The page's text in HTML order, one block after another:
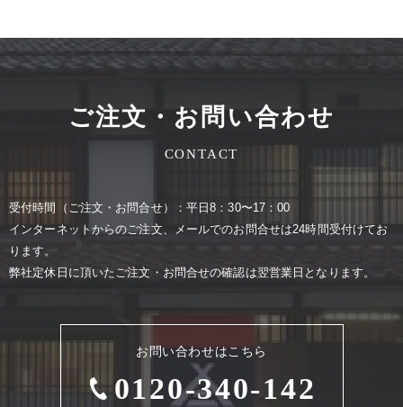
ご注文・お問い合わせ
CONTACT
お問い合わせはこちら
0120-340-142
受付時間（ご注⽂・お問合せ）：平⽇8：30〜17：00
インターネットからのご注⽂、メールでのお問合せは24時間受付けてお
ります。
弊社定休⽇に頂いたご注⽂・お問合せの確認は翌営業⽇となります。